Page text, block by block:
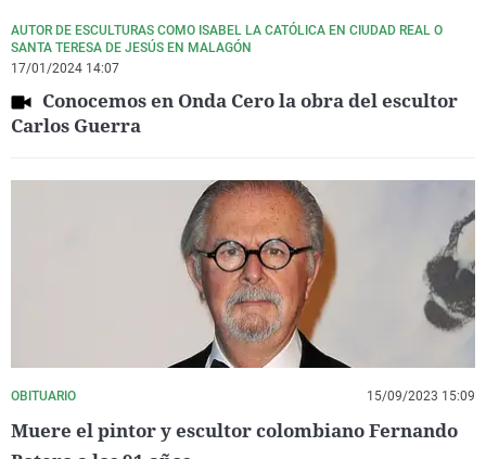
AUTOR DE ESCULTURAS COMO ISABEL LA CATÓLICA EN CIUDAD REAL O
SANTA TERESA DE JESÚS EN MALAGÓN
17/01/2024 14:07
Conocemos en Onda Cero la obra del escultor
Carlos Guerra
OBITUARIO 15/09/2023 15:09
Muere el pintor y escultor colombiano Fernando